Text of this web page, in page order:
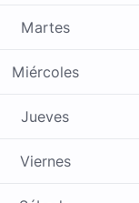
Martes
Miércoles
Jueves
Viernes